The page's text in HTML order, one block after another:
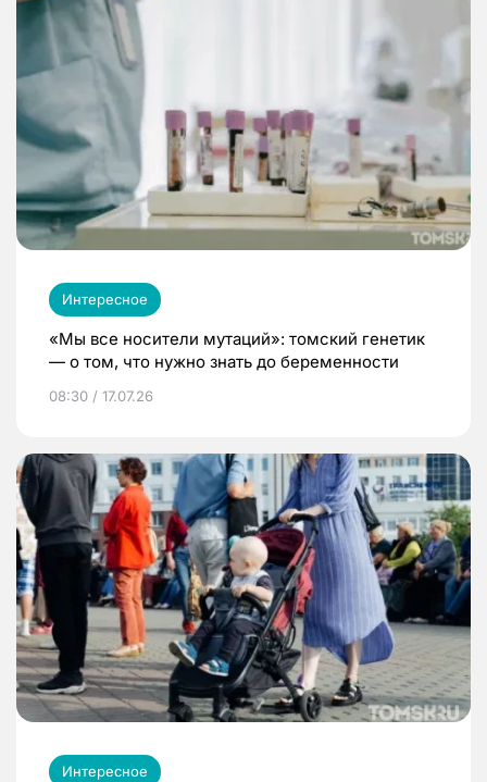
Интересное
«Мы все носители мутаций»: томский генетик
— о том, что нужно знать до беременности
08:30 / 17.07.26
Интересное